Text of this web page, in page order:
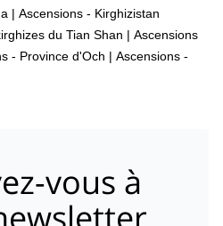
| Ascensions - Kirghizistan
du Tian Shan | Ascensions
- Province d'Och | Ascensions -
vous à